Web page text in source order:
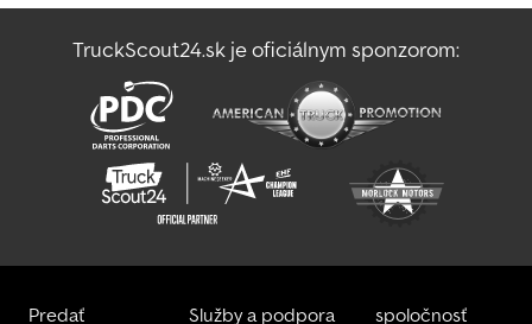
riadenia ESP Hydraulický systém Centrálne zamykanie Palubný
počítač Tempomat Elektrické spätné zrkadlá Odpružené sedadlo
Strešné okno Hydraulický retardér Motorová brzda Výkon: 460 k
DIN Sériové číslo: YV2RTY0A9KB90 Výkon: 338 kW Cjdpfx Aovzr N
Uocborf Daňový výkon: 34 k Objem motora: 12 777 cm³ Hlučnosť
na voľnobehu: 90 dB
TruckScout24.sk je oficiálnym sponzorom:
Predať Služby a podpora spoločnosť